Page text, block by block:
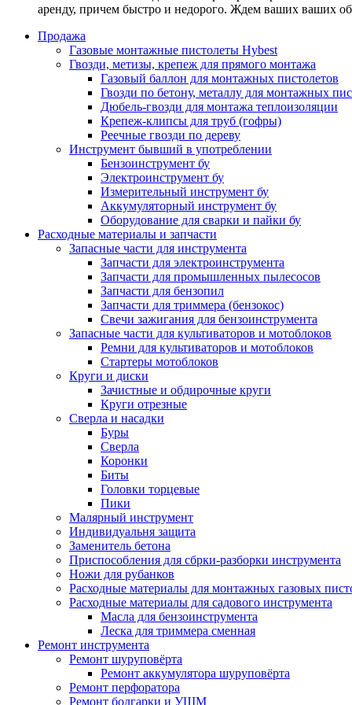
аренду, причем быстро и недорого. Ждем ваших ваших
Продажа
Газовые монтажные пистолеты Hybest
Гвозди, метизы, крепеж для прямого монтажа
Газовый баллон для монтажных пистолетов
Гвозди по бетону, металлу для монтажных
Дюбель-гвозди для монтажа теплоизоляции
Крепеж-клипсы для труб (гофры)
Реечные гвозди по дереву
Инструмент бывший в употреблении
Бензоинструмент бу
Электроинструмент бу
Измерительный инструмент бу
Аккумуляторный инструмент бу
Оборудование для сварки и пайки бу
Расходные материалы и запчасти
Запасные части для инструмента
Запчасти для электроинструмента
Запчасти для промышленных пылесосов
Запчасти для бензопил
Запчасти для триммера (бензокос)
Свечи зажигания для бензоинструмента
Запасные части для культиваторов и мотоблоков
Ремни для культиваторов и мотоблоков
Стартеры мотоблоков
Круги и диски
Зачистные и обдирочные круги
Круги отрезные
Сверла и насадки
Буры
Сверла
Коронки
Биты
Головки торцевые
Пики
Малярный инструмент
Индивидуальня защита
Заменитель бетона
Приспособления для сбрки-разборки инструмента
Ножи для рубанков
Расходные материалы для монтажных газовых
Расходные материалы для садового инструмента
Масла для бензоинструмента
Леска для триммера сменная
Ремонт инструмента
Ремонт шуруповёрта
Ремонт аккумулятора шуруповёрта
Ремонт перфоратора
Ремонт болгарки и УШМ